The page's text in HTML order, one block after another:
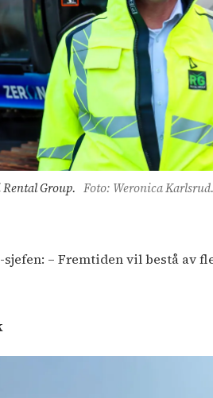
Group. Foto: Weronica Karlsrud.
sjefen: – Fremtiden vil bestå av